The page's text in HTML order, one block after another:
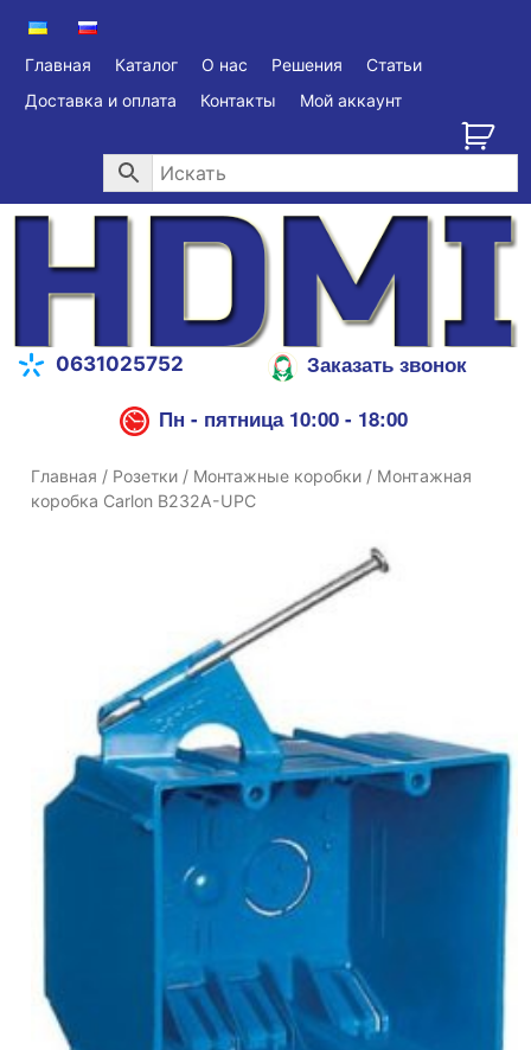
Главная Каталог О нас Решения
Статьи
Доставка и оплата
Контакты Мой аккаунт
0631025752
Заказать звонок
Пн - пятница 10:00 - 18:00
Главная / Розетки / Монтажные коробки / Монтажная
коробка Carlon B232A-UPC